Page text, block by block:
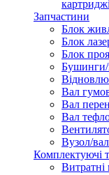
Запчастини
Блок
Блок
Блок
Вал
Вал
Вал
Вузол/
Комплектуючі
Витратні